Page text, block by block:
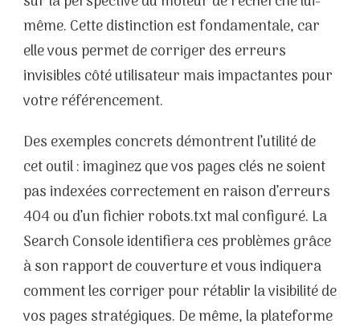
même. Cette distinction est fondamentale, car
elle vous permet de corriger des erreurs
invisibles côté utilisateur mais impactantes pour
votre référencement.
Des exemples concrets démontrent l’utilité de
cet outil : imaginez que vos pages clés ne soient
pas indexées correctement en raison d’erreurs
404 ou d’un fichier robots.txt mal configuré. La
Search Console identifiera ces problèmes grâce
à son rapport de couverture et vous indiquera
comment les corriger pour rétablir la visibilité de
vos pages stratégiques. De même, la plateforme